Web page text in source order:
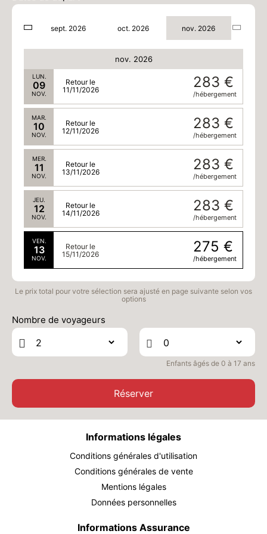
sept. 2026 oct. 2026 nov. 2026
nov. 2026
06
283 €
09/11/2026
LUN.
09
NOV.
283 €
/hébergement
Retour le
11/11/2026
MAR.
10
NOV.
283 €
/hébergement
Retour le
12/11/2026
MER.
11
NOV.
283 €
/hébergement
Retour le
13/11/2026
JEU.
12
NOV.
283 €
/hébergement
Retour le
14/11/2026
VEN.
13
NOV.
275 €
/hébergement
Retour le
15/11/2026
Le prix total pour votre sélection sera ajusté en page suivante selon vos
options
Nombre de voyageurs
Enfants âgés de 0 à 17 ans
Réserver
Informations légales
Conditions générales d'utilisation
Conditions générales de vente
Mentions légales
Données personnelles
Informations Assurance